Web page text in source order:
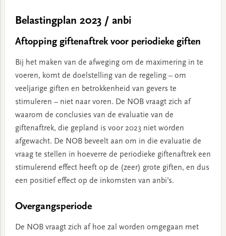
Belastingplan 2023 / anbi
Aftopping giftenaftrek voor periodieke giften
Bij het maken van de afweging om de maximering in te
voeren, komt de doelstelling van de regeling – om
veeljarige giften en betrokkenheid van gevers te
stimuleren – niet naar voren. De NOB vraagt zich af
waarom de conclusies van de evaluatie van de
giftenaftrek, die gepland is voor 2023 niet worden
afgewacht. De NOB beveelt aan om in die evaluatie de
vraag te stellen in hoeverre de periodieke giftenaftrek een
stimulerend effect heeft op de (zeer) grote giften, en dus
een positief effect op de inkomsten van anbi’s.
Overgangsperiode
De NOB vraagt zich af hoe zal worden omgegaan met